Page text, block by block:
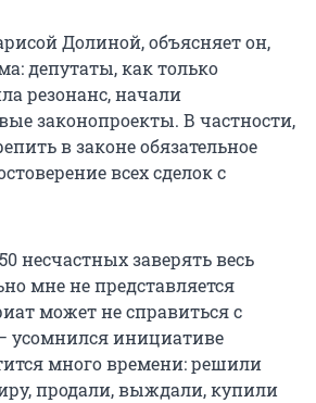
Долиной, объясняет он,
депутаты, как только
резонанс, начали
законопроекты. В частности,
в законе обязательное
всех сделок с
несчастных заверять весь
мне не представляется
может не справиться с
усомнился инициативе
много времени: решили
продали, выждали, купили